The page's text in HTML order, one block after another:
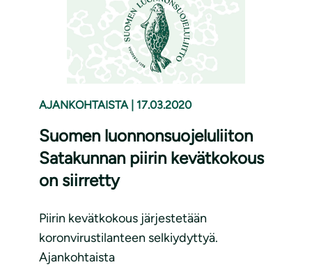
AJANKOHTAISTA 17.03.2020
Suomen luonnonsuojeluliiton
Satakunnan piirin kevätkokous
on siirretty
Piirin kevätkokous järjestetään
koronvirustilanteen selkiydyttyä.
Ajankohtaista